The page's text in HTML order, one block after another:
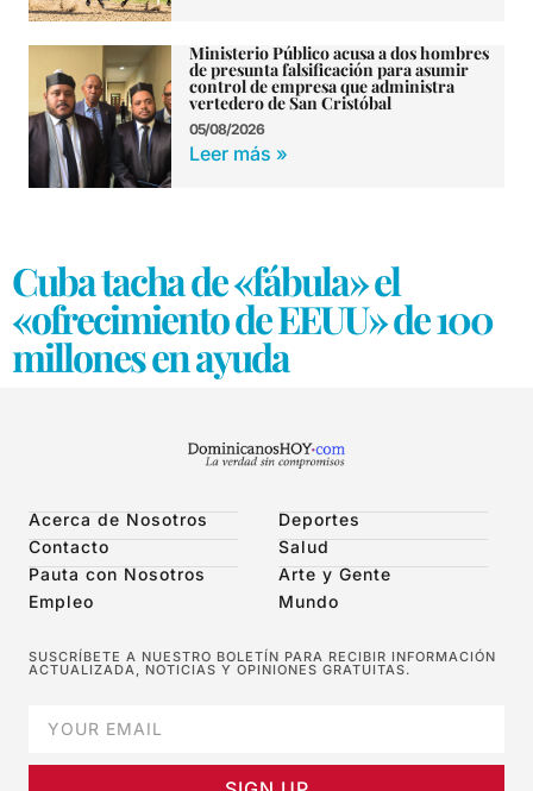
Ministerio Público acusa a dos hombres
de presunta falsificación para asumir
control de empresa que administra
vertedero de San Cristóbal
05/08/2026
Leer más »
Cuba tacha de «fábula» el
«ofrecimiento de EEUU» de 100
millones en ayuda
Acerca de Nosotros
Contacto
Pauta con Nosotros
Empleo
Deportes
Salud
Arte y Gente
Mundo
SUSCRÍBETE A NUESTRO BOLETÍN PARA RECIBIR INFORMACIÓN
ACTUALIZADA, NOTICIAS Y OPINIONES GRATUITAS.